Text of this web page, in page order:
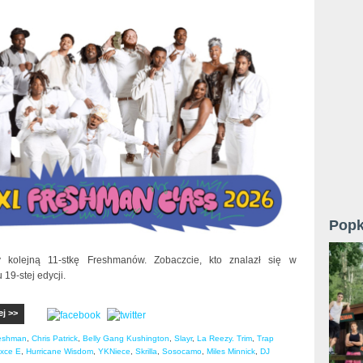
kolejną 11-stkę Freshmanów. Zobaczcie, kto znalazł się w
19-stej edycji.
>>
, Chris Patrick, Belly Gang Kushington, Slayr, La Reezy. Trim, Trap
E, Hurricane Wisdom, YKNiece, Skrilla, Sosocamo, Miles Minnick, DJ